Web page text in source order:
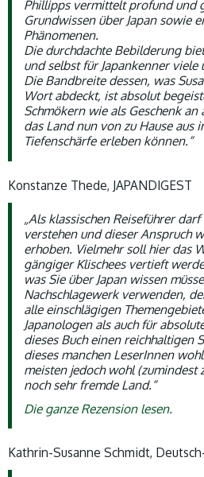
Phillipps vermittelt profund und
Grundwissen über Japan sowie
Phänomenen.
Die durchdachte Bebilderung
und selbst für Japankenner
Die Bandbreite dessen, was
Wort abdeckt, ist absolut
Schmökern wie als Geschenk
das Land nun von zu Hause
Tiefenschärfe erleben können.“
Konstanze Thede, JAPANDIGEST
„Als klassischen Reiseführer
verstehen und dieser Anspruch
erhoben. Vielmehr soll hier das
gängiger Klischees vertieft
was Sie über Japan wissen
Nachschlagewerk verwenden,
alle einschlägigen
Japanologen als auch für
dieses Buch einen reichhaltigen
dieses manchen LeserInnen
meisten jedoch wohl (zumindest
noch sehr fremde Land.“
Die ganze Rezension lesen.
Kathrin-Susanne Schmidt,